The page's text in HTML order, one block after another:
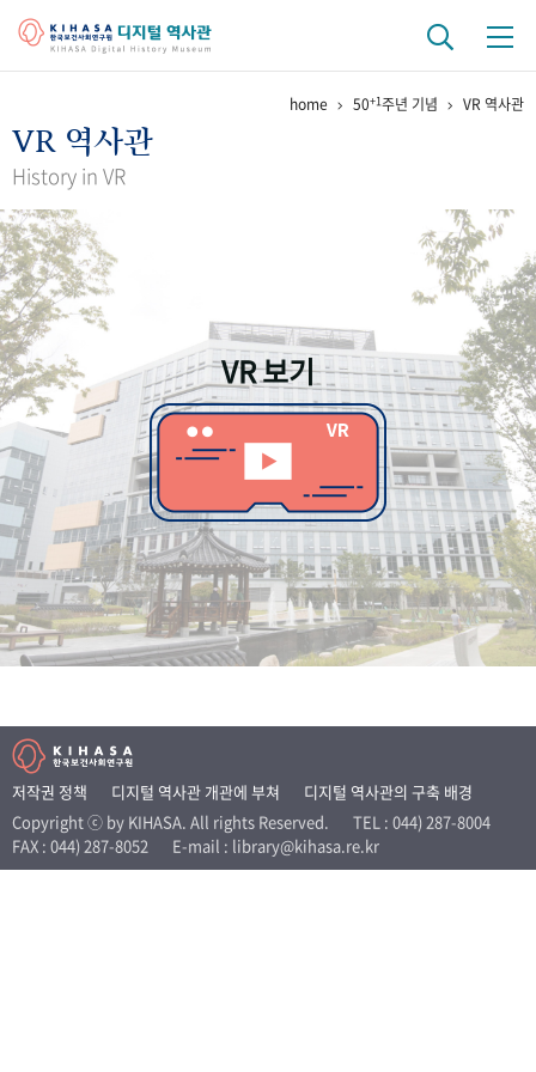
걸어온 길 기관 변천사
연구 역사
정책과 연구
간행물 변천사
기록물 아카이브
사진 아카이브 문서 기록물 행정박물 영상 기록물
50 주년 기념
성과 50선 숫자로 보는 50년 50 +1주년 광장
세계와 함께 한 KIHASA
VR 역사관
home 50+1주년 기념 VR 역사관
VR 역사관
History in VR
VR 보기
저작권 정책 디지털 역사관 개관에 부쳐
디지털 역사관의 구축 배경
Copyright ⓒ by KIHASA. All rights Reserved.
TEL : 044) 287-8004
FAX : 044) 287-8052
E-mail : library@kihasa.re.kr